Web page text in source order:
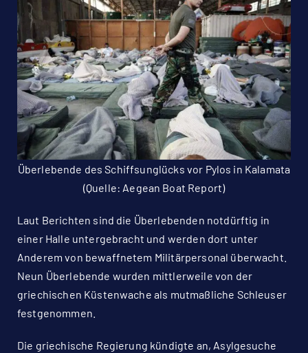
Überlebende des Schiffsunglücks vor Pylos in Kalamata
(Quelle: Aegean Boat Report)
Laut Berichten sind die Überlebenden notdürftig in
einer Halle untergebracht und werden dort unter
Anderem von bewaffnetem Militärpersonal überwacht.
Neun Überlebende wurden mittlerweile von der
griechischen Küstenwache als mutmaßliche Schleuser
festgenommen.
Die griechische Regierung kündigte an, Asylgesuche